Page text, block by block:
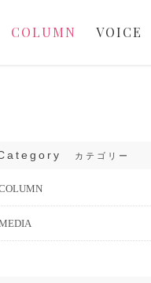
COLUMN VOICE
カテゴリー